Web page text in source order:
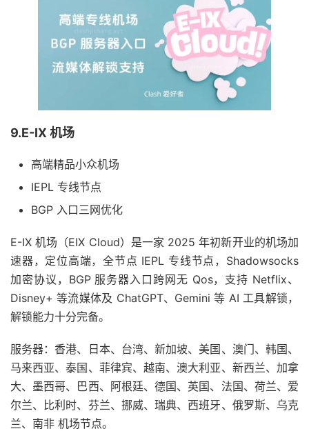
9.E-IX 机场
高端精品小众机场
IEPL 专线节点
BGP 入口三网优化
E-IX 机场（EIX Cloud）是一家 2025 年初新开业的机场加
速器，定位高端，全节点 IEPL 专线节点，Shadowsocks
加密协议，BGP 服务器入口跨网无 Qos，支持 Netflix、
Disney+ 等流媒体及 ChatGPT、Gemini 等 AI 工具解锁，
解锁能力十分完备。
服务器：香港、日本、台湾、新加坡、美国、澳门、韩国、
马来西亚、泰国、菲律宾、越南、澳大利亚、新西兰、加拿
大、墨西哥、巴西、阿根廷、德国、英国、法国、荷兰、爱
尔兰、比利时、芬兰、挪威、瑞典、西班牙、俄罗斯、乌克
兰、南非 机场节点。